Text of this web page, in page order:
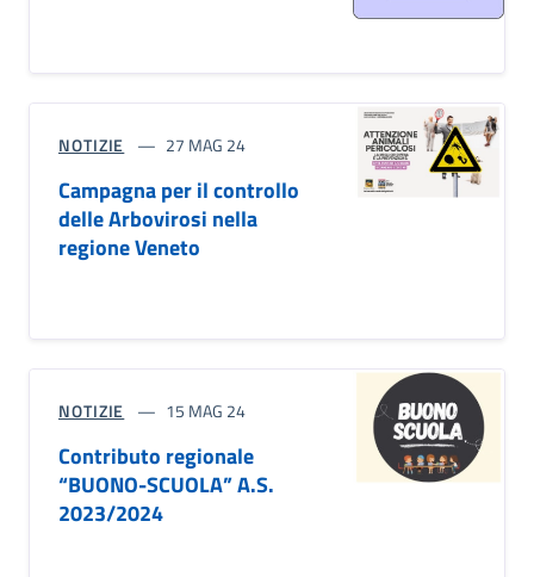
NOTIZIE 27 MAG 24
Campagna per il controllo
delle Arbovirosi nella
regione Veneto
NOTIZIE 15 MAG 24
Contributo regionale
“BUONO-SCUOLA” A.S.
2023/2024